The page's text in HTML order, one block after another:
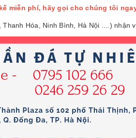
miễn phí, hãy gọi cho chúng tôi
Hóa, Ninh Bình, Hà Nội ....) nhận